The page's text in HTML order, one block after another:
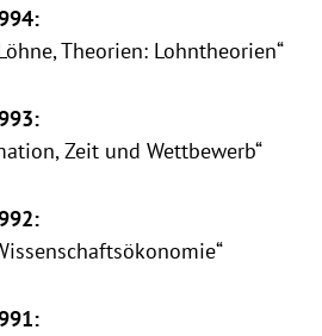
Theorien: Lohntheorien“
Zeit und Wettbewerb“